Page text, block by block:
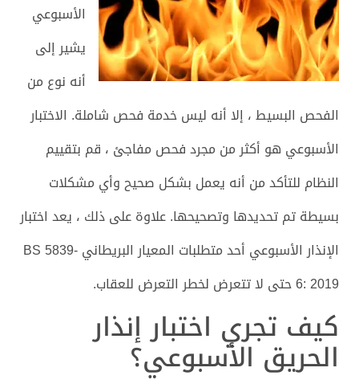
الأسبوعي
يشير إلى
أنه نوع من
الفحص البسيط ، إلا أنه ليس خدمة فحص شاملة. الاختبار
الأسبوعي هو أكثر من مجرد فحص مفاجئ ، قم بتقييم
النظام للتأكد من أنه يعمل بشكل صحيح وأي مشكلات
بسيطة تم تحديدها وتصحيحها. علاوة على ذلك ، يعد اختبار
الإنذار الأسبوعي أحد متطلبات المعيار البريطاني BS 5839-
6: 2019 حتى لا تتعرض لخطر التعرض للعقاب.
كيف تجري اختبار إنذار
الحريق الأسبوعي؟